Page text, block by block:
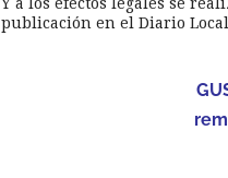
Y a los efectos legales se
publicación en el Diario